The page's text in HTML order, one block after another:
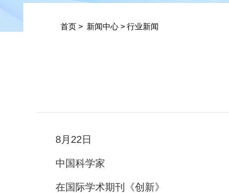
首页 > 新闻中心 > 行业新闻
8月22日
中国科学家
在国际学术期刊《创新》